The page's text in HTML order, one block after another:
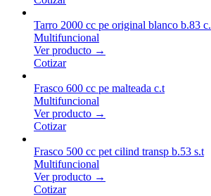
Tarro 2000 cc pe original blanco b.83 c.
Multifuncional
Ver producto →
Cotizar
Frasco 600 cc pe malteada c.t
Multifuncional
Ver producto →
Cotizar
Frasco 500 cc pet cilind transp b.53 s.t
Multifuncional
Ver producto →
Cotizar